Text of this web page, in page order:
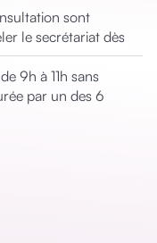
sont
le secrétariat dès
9h à 11h sans
par un des 6